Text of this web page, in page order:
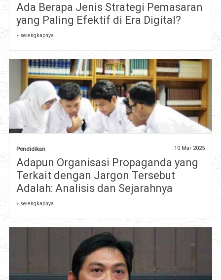
Ada Berapa Jenis Strategi Pemasaran
yang Paling Efektif di Era Digital?
» selengkapnya
Pendidikan 10 Mar 2025
Adapun Organisasi Propaganda yang
Terkait dengan Jargon Tersebut
Adalah: Analisis dan Sejarahnya
» selengkapnya